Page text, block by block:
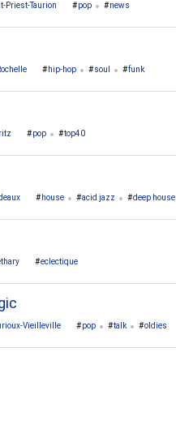
Priest-Taurion pop news
hip-hop soul funk
pop top40
house acid jazz deep house
eclectique
Vieilleville pop talk oldies